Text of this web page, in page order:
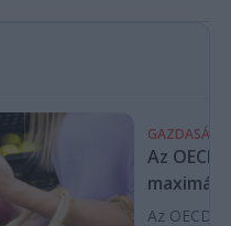
GAZDASÁG
Az OECD
Az OECD